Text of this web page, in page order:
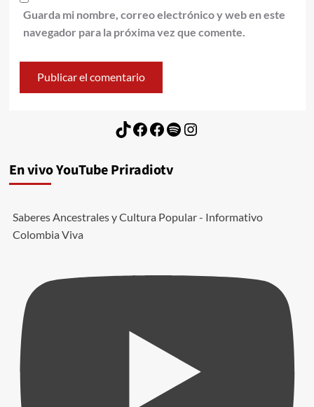
Guarda mi nombre, correo electrónico y web en este
navegador para la próxima vez que comente.
TikTok
Facebook
Facebook
Spotify
Instagram
En vivo YouTube Priradiotv
Saberes Ancestrales y Cultura Popular - Informativo
Colombia Viva